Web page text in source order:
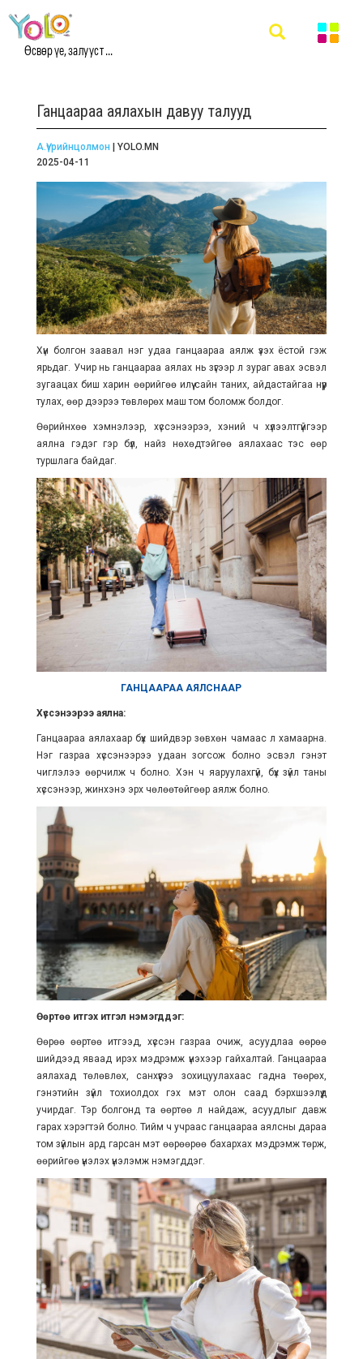
Өсвөр үе, залууст ...
Ганцаараа аялахын давуу талууд
А.Үүрийнцолмон | YOLO.MN
2025-04-11
Хүн болгон заавал нэг удаа ганцаараа аялж үзэх ёстой гэж
ярьдаг. Учир нь ганцаараа аялах нь зүгээр л зураг авах эсвэл
зугаацах биш харин өөрийгөө илүү сайн таних, айдастайгаа нүүр
тулах, өөр дээрээ төвлөрөх маш том боломж болдог.
Өөрийнхөө хэмнэлээр, хүссэнээрээ, хэний ч хүлээлтгүйгээр
аялна гэдэг гэр бүл, найз нөхөдтэйгөө аялахаас тэс өөр
туршлага байдаг.
ГАНЦААРАА АЯЛСНААР
Хүссэнээрээ аялна:
Ганцаараа аялахаар бүх шийдвэр зөвхөн чамаас л хамаарна.
Нэг газраа хүссэнээрээ удаан зогсож болно эсвэл гэнэт
чиглэлээ өөрчилж ч болно. Хэн ч яаруулахгүй, бүх зүйл таны
хүссэнээр, жинхэнэ эрх чөлөөтөйгөөр аялж болно.
Өөртөө итгэх итгэл нэмэгддэг:
Өөрөө өөртөө итгээд, хүссэн газраа очиж, асуудлаа өөрөө
шийдээд яваад ирэх мэдрэмж үнэхээр гайхалтай. Ганцаараа
аялахад төлөвлөх, санхүүгээ зохицуулахаас гадна төөрөх,
гэнэтийн зүйл тохиолдох гэх мэт олон саад бэрхшээлүүд
учирдаг. Тэр болгонд та өөртөө л найдаж, асуудлыг давж
гарах хэрэгтэй болно. Тийм ч учраас ганцаараа аялсны дараа
том зүйлын ард гарсан мэт өөрөөрөө бахархах мэдрэмж төрж,
өөрийгөө үнэлэх үнэлэмж нэмэгддэг.